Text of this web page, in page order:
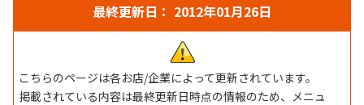
最終更新日： 2012年01月26日
こちらのページは各お店/企業によって更新されています。
掲載されている内容は最終更新日時点の情報のため、メニュ